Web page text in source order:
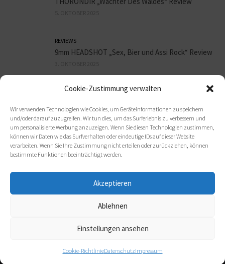
Cookie-Zustimmung verwalten
Wir verwenden Technologien wie Cookies, um Geräteinformationen zu speichern
und/oder darauf zuzugreifen. Wir tun dies, um das Surferlebnis zu verbessern und
um personalisierte Werbung anzuzeigen. Wenn Sie diesen Technologien zustimmen,
können wir Daten wie das Surfverhalten oder eindeutige IDs auf dieser Website
verarbeiten. Wenn Sie Ihre Zustimmung nicht erteilen oder zurückziehen, können
bestimmte Funktionen beeinträchtigt werden.
Akzeptieren
Ablehnen
Einstellungen ansehen
Cookie-RichtlinieDatenschutzImpressum
REVIEWS
9mm HEADSHOT „Sex, Bier und Assi Rock“ Review
REVIEWS
30. SEPTEMBER 2025